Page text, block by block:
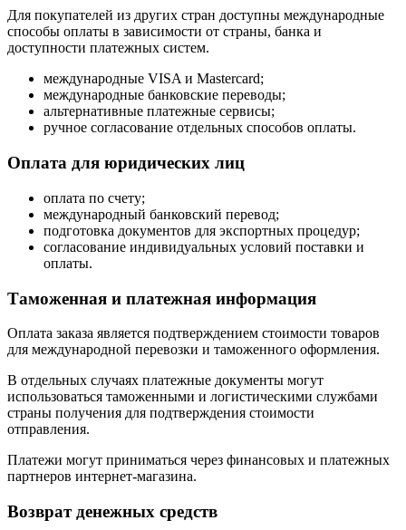
Для покупателей из других стран доступны международные
способы оплаты в зависимости от страны, банка и
доступности платежных систем.
международные VISA и Mastercard;
международные банковские переводы;
альтернативные платежные сервисы;
ручное согласование отдельных способов оплаты.
Оплата для юридических лиц
оплата по счету;
международный банковский перевод;
подготовка документов для экспортных процедур;
согласование индивидуальных условий поставки и
оплаты.
Таможенная и платежная информация
Оплата заказа является подтверждением стоимости товаров
для международной перевозки и таможенного оформления.
В отдельных случаях платежные документы могут
использоваться таможенными и логистическими службами
страны получения для подтверждения стоимости
отправления.
Платежи могут приниматься через финансовых и платежных
партнеров интернет-магазина.
Возврат денежных средств